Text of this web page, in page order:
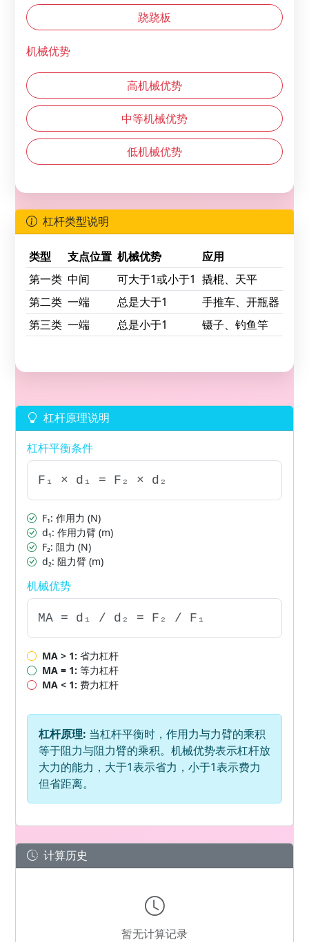
跷跷板
机械优势
高机械优势
中等机械优势
低机械优势
杠杆类型说明
类型 支点位置 机械优势
应用
第一类 中间 可大于1或小于1 撬棍、天平
第二类 一端 总是大于1
手推车、开瓶器
第三类 一端 总是小于1 镊子、钓鱼竿
杠杆原理说明
杠杆平衡条件
F₁ × d₁ = F₂ × d₂
F₁: 作用力 (N)
d₁: 作用力臂 (m)
F₂: 阻力 (N)
d₂: 阻力臂 (m)
机械优势
MA = d₁ / d₂ = F₂ / F₁
MA > 1: 省力杠杆
MA = 1: 等力杠杆
MA < 1: 费力杠杆
杠杆原理: 当杠杆平衡时，作用力与力臂的乘积
等于阻力与阻力臂的乘积。机械优势表示杠杆放
大力的能力，大于1表示省力，小于1表示费力
但省距离。
计算历史
暂无计算记录